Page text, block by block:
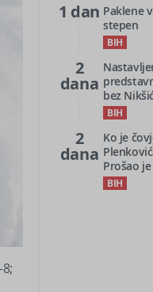
1 dan Paklene
stepen
BIH
2
dana
bez
BIH
2
dana
Ko je
Prošao
BIH